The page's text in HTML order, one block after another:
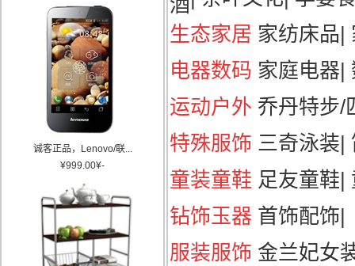
诚客正品，Lenovo/联...
¥999.00¥-
生态家居 家纺床品|
电器数码 家庭电器|
运动户外 乔丹特步/
特殊服饰 三奇泳装|
童装童鞋 足友童鞋|
钻饰玉器 首饰配饰|
服装服饰 金兰妃女